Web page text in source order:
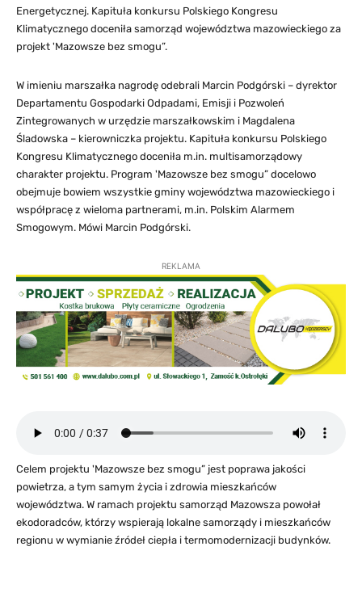
Energetycznej. Kapituła konkursu Polskiego Kongresu
Klimatycznego doceniła samorząd województwa mazowieckiego za
projekt 'Mazowsze bez smogu”.
W imieniu marszałka nagrodę odebrali Marcin Podgórski – dyrektor
Departamentu Gospodarki Odpadami, Emisji i Pozwoleń
Zintegrowanych w urzędzie marszałkowskim i Magdalena
Śladowska – kierowniczka projektu. Kapituła konkursu Polskiego
Kongresu Klimatycznego doceniła m.in. multisamorządowy
charakter projektu. Program 'Mazowsze bez smogu” docelowo
obejmuje bowiem wszystkie gminy województwa mazowieckiego i
współpracę z wieloma partnerami, m.in. Polskim Alarmem
Smogowym. Mówi Marcin Podgórski.
REKLAMA
Celem projektu 'Mazowsze bez smogu” jest poprawa jakości
powietrza, a tym samym życia i zdrowia mieszkańców
województwa. W ramach projektu samorząd Mazowsza powołał
ekodoradców, którzy wspierają lokalne samorządy i mieszkańców
regionu w wymianie źródeł ciepła i termomodernizacji budynków.